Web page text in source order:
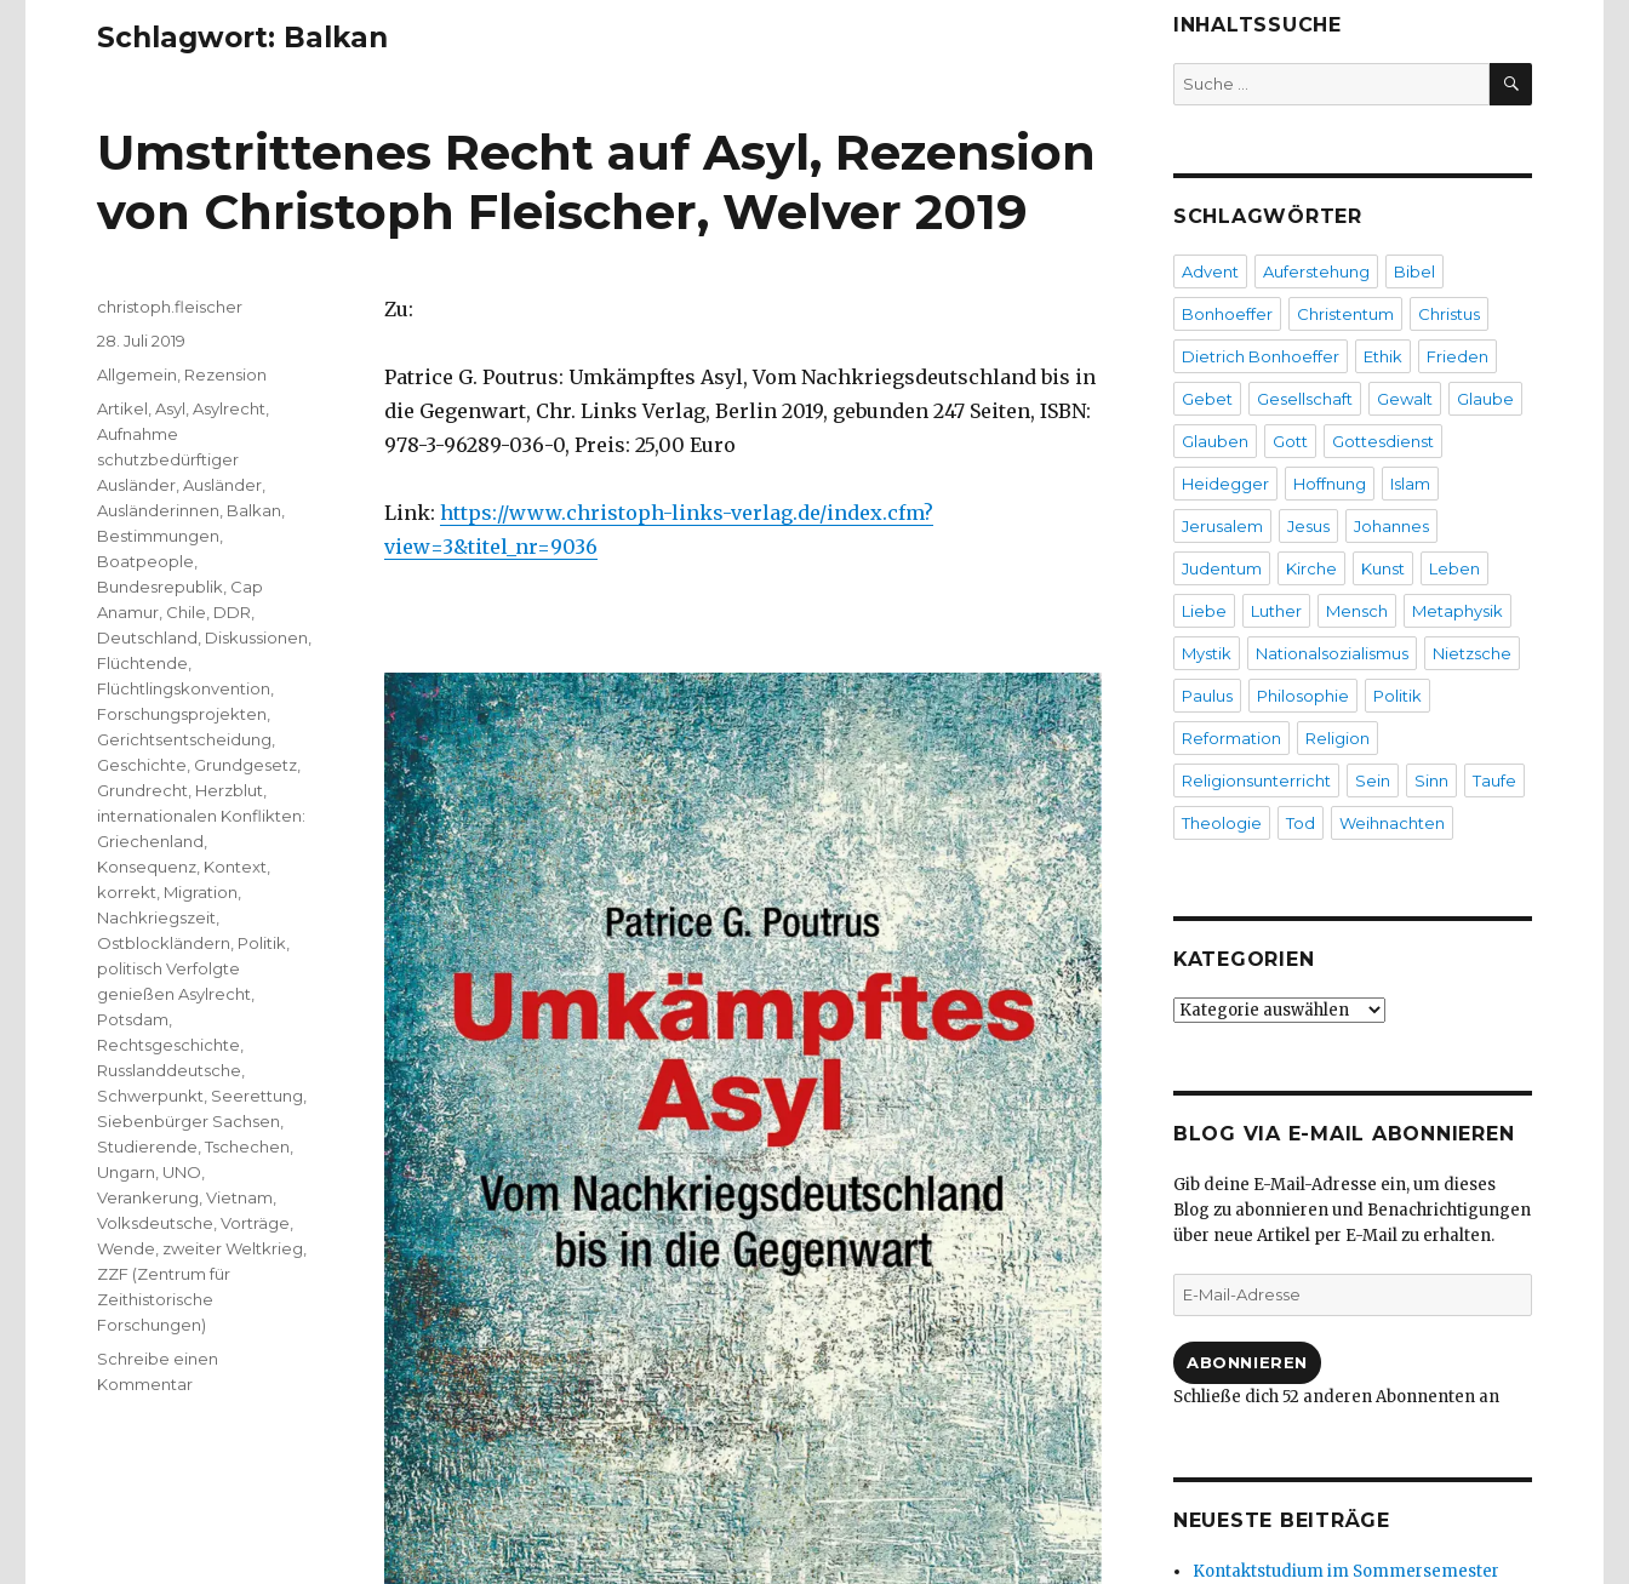
Schlagwort: Balkan
Umstrittenes Recht auf Asyl, Rezension
von Christoph Fleischer, Welver 2019
Zu:
Patrice G. Poutrus: Umkämpftes Asyl, Vom Nachkriegsdeutschland bis in
die Gegenwart, Chr. Links Verlag, Berlin 2019, gebunden 247 Seiten, ISBN:
978-3-96289-036-0, Preis: 25,00 Euro
Link: https://www.christoph-links-verlag.de/index.cfm?
view=3&titel_nr=9036
Autor
christoph.fleischer
Veröffentlicht
am
28. Juli 2019
Kategorien
Allgemein Rezension
Schlagwörter
Artikel ,Asyl ,Asylrecht
Aufnahme
schutzbedürftiger
Ausländer ,Ausländer
Ausländerinnen Balkan
Bestimmungen
Boatpeople
Bundesrepublik Cap
Anamur Chile DDR
Deutschland Diskussionen
Flüchtende
Flüchtlingskonvention
Forschungsprojekten
Gerichtsentscheidung
Geschichte Grundgesetz
Grundrecht Herzblut
internationalen Konflikten:
Griechenland
Konsequenz Kontext
korrekt Migration
Nachkriegszeit
Ostblockländern Politik
politisch Verfolgte
genießen Asylrecht
Potsdam
Rechtsgeschichte
Russlanddeutsche
Schwerpunkt Seerettung
Siebenbürger Sachsen
Studierende ,Tschechen
Ungarn UNO
Verankerung ,Vietnam
Volksdeutsche ,Vorträge
Wende zweiter Weltkrieg
ZZF (Zentrum für
Zeithistorische
Forschungen)
Schreibe einen
Kommentarzu
INHALTSSUCHE
Suche
nach:
SUCHEN
SCHLAGWÖRTER
Advent Auferstehung Bibel
Bonhoeffer Christentum Christus
Dietrich Bonhoeffer Ethik Frieden
Gebet Gesellschaft Gewalt Glaube
Glauben Gott Gottesdienst
Heidegger Hoffnung Islam
Jerusalem Jesus Johannes
Judentum Kirche Kunst Leben
Liebe Luther Mensch Metaphysik
Mystik Nationalsozialismus Nietzsche
Paulus Philosophie Politik
Reformation Religion
Religionsunterricht Sein Sinn Taufe
Theologie Tod Weihnachten
KATEGORIEN
Kategorien
BLOG VIA E-MAIL ABONNIEREN
Gib deine E-Mail-Adresse ein, um dieses
Blog zu abonnieren und Benachrichtigungen
über neue Artikel per E-Mail zu erhalten.
E-
Mail-
ABONNIEREN
Schließe dich 52 anderen Abonnenten an
NEUESTE BEITRÄGE
Kontaktstudium im Sommersemester